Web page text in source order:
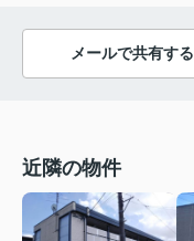
メールで共有する
近隣の物件